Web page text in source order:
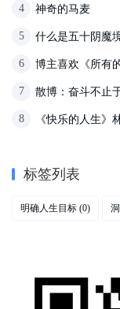
4 神奇的马麦
5 什么是五十阴魔
6 博主喜欢《所有
7 散博：奋斗不止
8 《快乐的人生》
标签列表
明确人生目标 (0)